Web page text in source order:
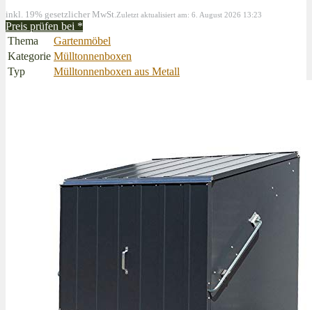
inkl. 19% gesetzlicher MwSt. Zuletzt aktualisiert am: 6. August 2026 13:23
Preis prüfen bei *
Thema
Gartenmöbel
Kategorie Mülltonnenboxen
Typ
Mülltonnenboxen aus Metall